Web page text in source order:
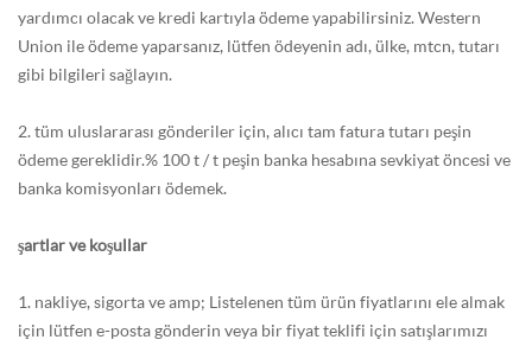
yardımcı olacak ve kredi kartıyla ödeme yapabilirsiniz. Western
Union ile ödeme yaparsanız, lütfen ödeyenin adı, ülke, mtcn, tutarı
gibi bilgileri sağlayın.
2. tüm uluslararası gönderiler için, alıcı tam fatura tutarı peşin
ödeme gereklidir.% 100 t / t peşin banka hesabına sevkiyat öncesi ve
banka komisyonları ödemek.
şartlar ve koşullar
1. nakliye, sigorta ve amp; Listelenen tüm ürün fiyatlarını ele almak
için lütfen e-posta gönderin veya bir fiyat teklifi için satışlarımızı